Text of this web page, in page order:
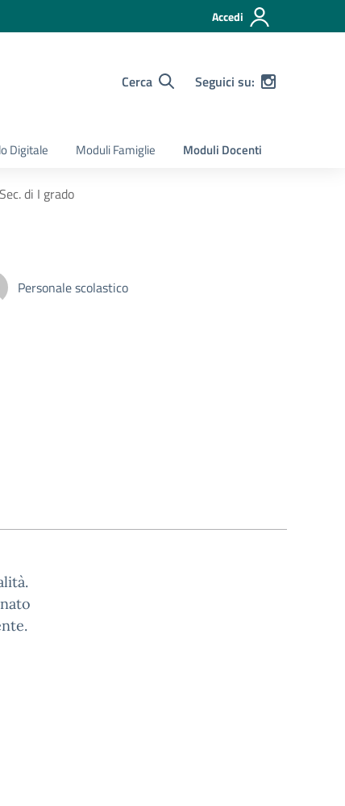
Accedi
Cerca Seguici su:
Digitale Moduli Famiglie Moduli Docenti
di I grado
Personale scolastico